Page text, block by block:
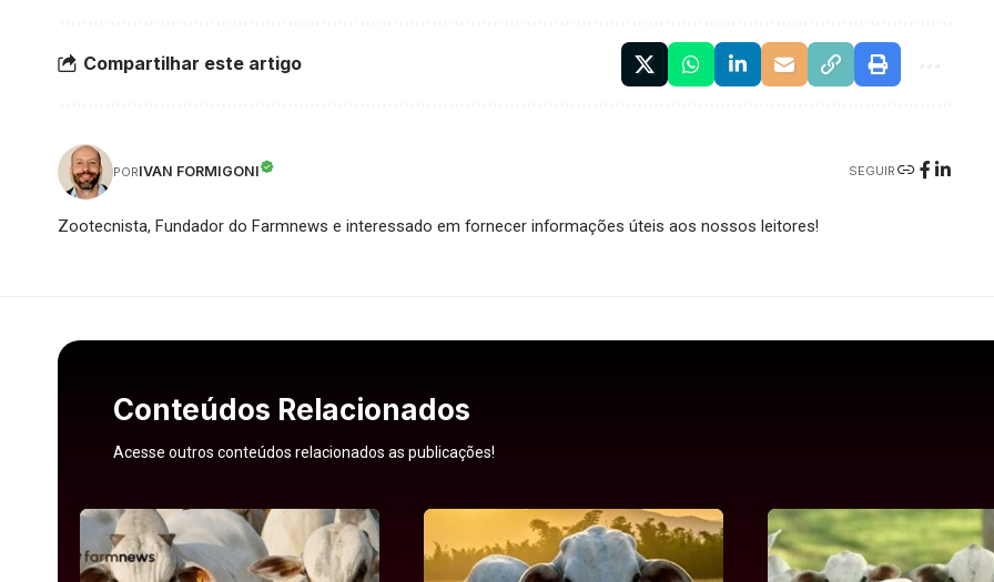
Compartilhar este artigo
PORIVAN FORMIGONI SEGUIR
Zootecnista, Fundador do Farmnews e interessado em fornecer informações úteis aos nossos leitores!
Conteúdos Relacionados
Acesse outros conteúdos relacionados as publicações!